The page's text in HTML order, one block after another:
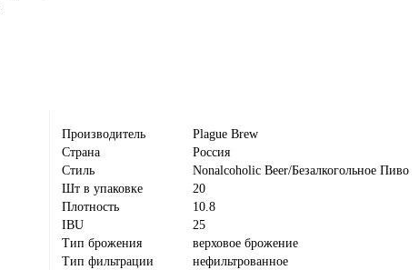
Производитель
Plague Brew
Страна
Россия
Стиль
Nonalcoholic Beer/Безалкогольное Пиво
Шт в упаковке
20
Плотность
10.8
IBU
25
Тип брожения
верховое брожение
Тип фильтрации
нефильтрованное